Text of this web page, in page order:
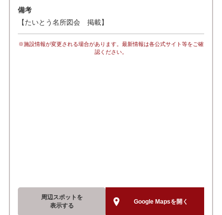
備考
【たいとう名所図会 掲載】
※施設情報が変更される場合があります。最新情報は各公式サイト等をご確
認ください。
周辺スポットを
表示する
Google Mapsを開く